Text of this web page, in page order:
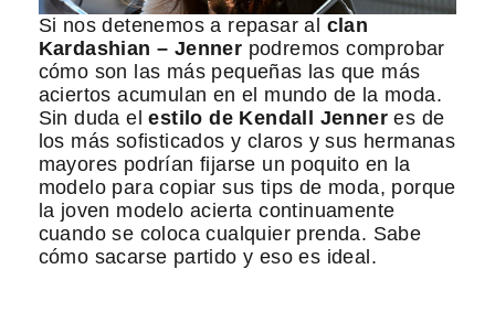
Si nos detenemos a repasar al clan
Kardashian – Jenner podremos comprobar
cómo son las más pequeñas las que más
aciertos acumulan en el mundo de la moda.
Sin duda elestilo de Kendall Jenneres de
los más sofisticados y claros y sus hermanas
mayores podrían fijarse un poquito en la
modelo para copiar sus tips de moda, porque
la joven modelo acierta continuamente
cuando se coloca cualquier prenda. Sabe
cómo sacarse partido y eso es ideal.